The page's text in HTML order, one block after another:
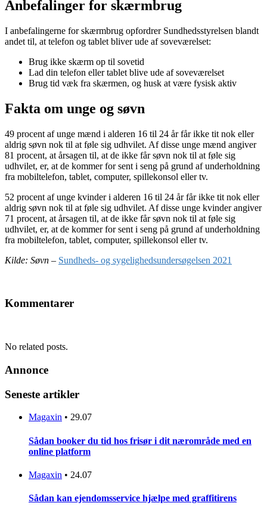
Anbefalinger for skærmbrug
I anbefalingerne for skærmbrug opfordrer Sundhedsstyrelsen blandt
andet til, at telefon og tablet bliver ude af soveværelset:
Brug ikke skærm op til sovetid
Lad din telefon eller tablet blive ude af soveværelset
Brug tid væk fra skærmen, og husk at være fysisk aktiv
Fakta om unge og søvn
49 procent af unge mænd i alderen 16 til 24 år får ikke tit nok eller
aldrig søvn nok til at føle sig udhvilet. Af disse unge mænd angiver
81 procent, at årsagen til, at de ikke får søvn nok til at føle sig
udhvilet, er, at de kommer for sent i seng på grund af underholdning
fra mobiltelefon, tablet, computer, spillekonsol eller tv.
52 procent af unge kvinder i alderen 16 til 24 år får ikke tit nok eller
aldrig søvn nok til at føle sig udhvilet. Af disse unge kvinder angiver
71 procent, at årsagen til, at de ikke får søvn nok til at føle sig
udhvilet, er, at de kommer for sent i seng på grund af underholdning
fra mobiltelefon, tablet, computer, spillekonsol eller tv.
Kilde: Søvn – Sundheds- og sygelighedsundersøgelsen 2021
Kommentarer
No related posts.
Annonce
Seneste artikler
Magaxin • 29.07
Sådan booker du tid hos frisør i dit nærområde med en
online platform
Magaxin • 24.07
Sådan kan ejendomsservice hjælpe med graffitirens